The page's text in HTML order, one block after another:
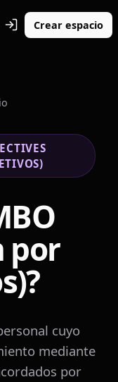
Crear espacio
por
cuyo
mediante
por